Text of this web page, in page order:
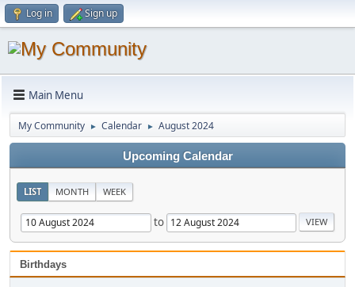
Log in Sign up
Main Menu
My Community ► Calendar ► August 2024
Upcoming Calendar
LIST MONTH WEEK
to
Birthdays